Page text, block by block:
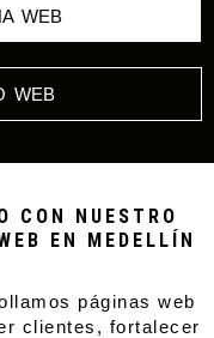
WEB
WEB
CON NUESTRO
EN MEDELLÍN
páginas web
clientes, fortalecer